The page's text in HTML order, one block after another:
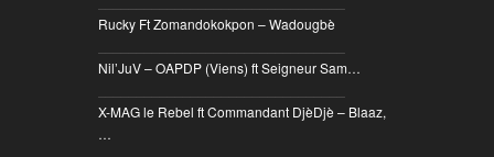
Rucky Ft Zomandokokpon – Wadougbè
Nil’JuV – OAPDP (Viens) ft Seigneur Sam…
X-MAG le Rebel ft Commandant DjèDjè – Blaaz,
…